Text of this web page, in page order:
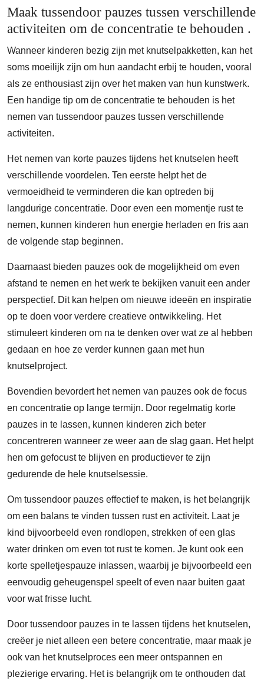
Maak tussendoor pauzes tussen verschillende
activiteiten om de concentratie te behouden .
Wanneer kinderen bezig zijn met knutselpakketten, kan het
soms moeilijk zijn om hun aandacht erbij te houden, vooral
als ze enthousiast zijn over het maken van hun kunstwerk.
Een handige tip om de concentratie te behouden is het
nemen van tussendoor pauzes tussen verschillende
activiteiten.
Het nemen van korte pauzes tijdens het knutselen heeft
verschillende voordelen. Ten eerste helpt het de
vermoeidheid te verminderen die kan optreden bij
langdurige concentratie. Door even een momentje rust te
nemen, kunnen kinderen hun energie herladen en fris aan
de volgende stap beginnen.
Daarnaast bieden pauzes ook de mogelijkheid om even
afstand te nemen en het werk te bekijken vanuit een ander
perspectief. Dit kan helpen om nieuwe ideeën en inspiratie
op te doen voor verdere creatieve ontwikkeling. Het
stimuleert kinderen om na te denken over wat ze al hebben
gedaan en hoe ze verder kunnen gaan met hun
knutselproject.
Bovendien bevordert het nemen van pauzes ook de focus
en concentratie op lange termijn. Door regelmatig korte
pauzes in te lassen, kunnen kinderen zich beter
concentreren wanneer ze weer aan de slag gaan. Het helpt
hen om gefocust te blijven en productiever te zijn
gedurende de hele knutselsessie.
Om tussendoor pauzes effectief te maken, is het belangrijk
om een balans te vinden tussen rust en activiteit. Laat je
kind bijvoorbeeld even rondlopen, strekken of een glas
water drinken om even tot rust te komen. Je kunt ook een
korte spelletjespauze inlassen, waarbij je bijvoorbeeld een
eenvoudig geheugenspel speelt of even naar buiten gaat
voor wat frisse lucht.
Door tussendoor pauzes in te lassen tijdens het knutselen,
creëer je niet alleen een betere concentratie, maar maak je
ook van het knutselproces een meer ontspannen en
plezierige ervaring. Het is belangrijk om te onthouden dat